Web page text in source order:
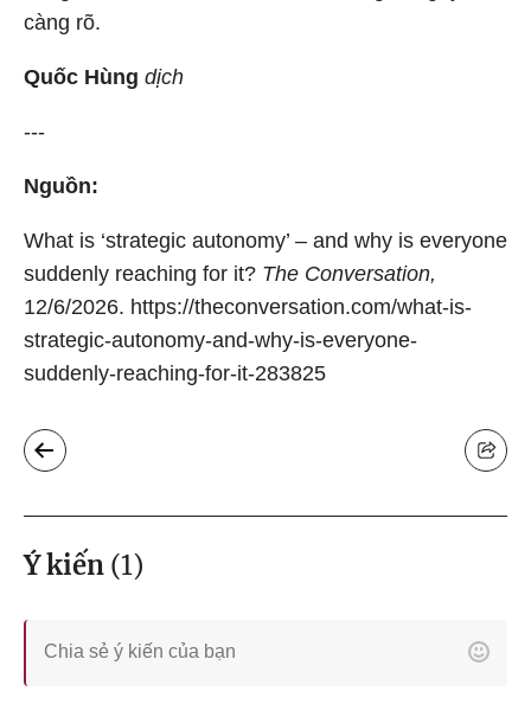
càng rõ.
Quốc Hùng dịch
---
Nguồn:
What is ‘strategic autonomy’ – and why is everyone
suddenly reaching for it? The Conversation,
12/6/2026. https://theconversation.com/what-is-
strategic-autonomy-and-why-is-everyone-
suddenly-reaching-for-it-283825
Ý kiến (1)